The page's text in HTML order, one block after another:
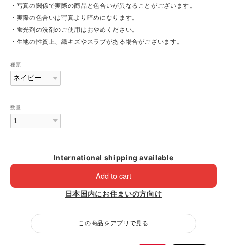
・写真の関係で実際の商品と色合いが異なることがございます。
・実際の色合いは写真より暗めになります。
・蛍光剤の洗剤のご使用はおやめください。
・生地の性質上、織キズやスラブがある場合がございます。
種類
数量
International shipping available
Add to cart
日本国内にお住まいの方向け
この商品をアプリで見る